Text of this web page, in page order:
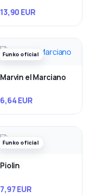
13,90 EUR
Funko oficial
Marvin el Marciano
6,64 EUR
Funko oficial
Piolin
7,97 EUR